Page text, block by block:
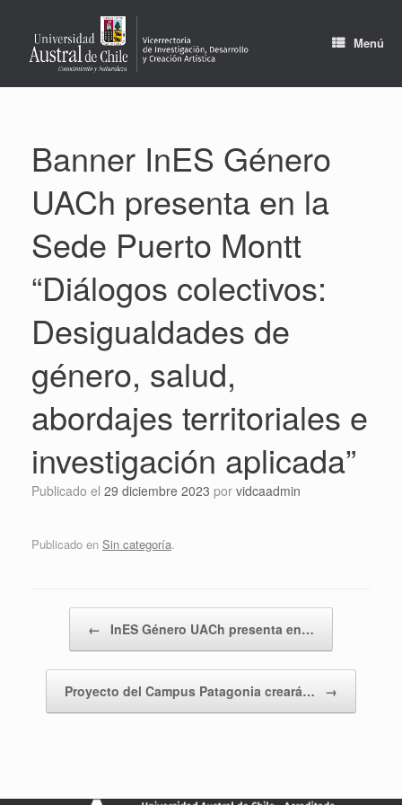
contenido
Menú
Banner InES Género
UACh presenta en la
Sede Puerto Montt
“Diálogos colectivos:
Desigualdades de
género, salud,
abordajes territoriales e
investigación aplicada”
Publicado el 29 diciembre 2023 por vidcaadmin
Publicado en Sin categoría.
← InES Género UACh presenta en…
Proyecto del Campus Patagonia creará… →